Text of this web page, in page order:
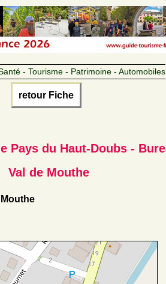
- Tourisme - Patrimoine - Automobiles
retour Fiche
Pays du Haut-Doubs -
Val de Mouthe